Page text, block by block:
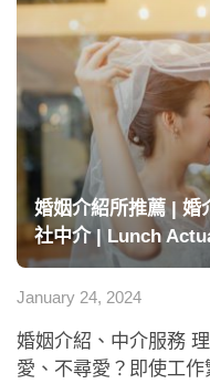
婚姻介紹所推薦 | 婚
社中介 | Lunch
January 24, 2024
婚姻介紹、中介服務
愛、不尋愛？即使工